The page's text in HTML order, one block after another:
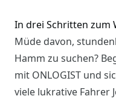
In drei Schritten zum
Müde davon,
Hamm zu suchen?
mit ONLOGIST und
viele lukrative Fahrer